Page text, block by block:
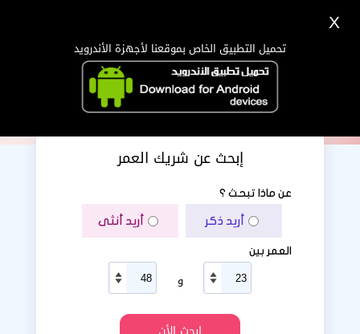
إبحث عن شريك العمر
عن ماذا تبحث ؟
أريد ذكر أريد أنثى
العمر بين
و
X
تحميل التطبيق الخاص بموقعنا لأجهزة الأندرويد